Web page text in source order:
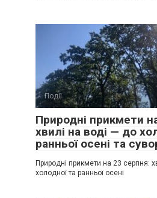
Події
Природні прикмети
хвилі на воді — до
ранньої осені та
Природні прикмети на 23 серпня:
холодної та ранньої осені